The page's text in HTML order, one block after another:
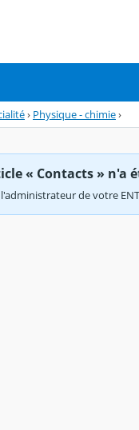
› Physique - chimie›
« Contacts » n'a
de votre